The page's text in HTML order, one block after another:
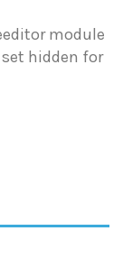
module
hidden for